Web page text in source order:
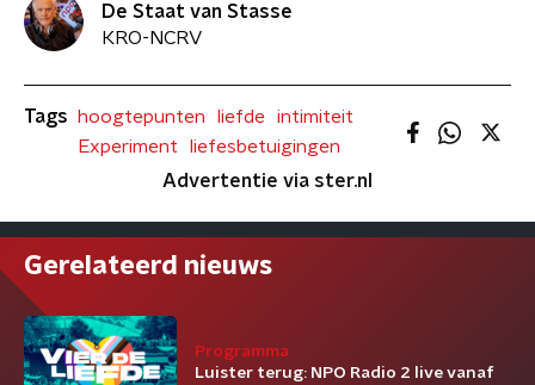
De Staat van Stasse
KRO-NCRV
Tags hoogtepunten liefde
intimiteit
Experiment
liefesbetuigingen
Advertentie via ster.nl
Gerelateerd nieuws
Programma
Luister terug: NPO Radio 2 live vanaf